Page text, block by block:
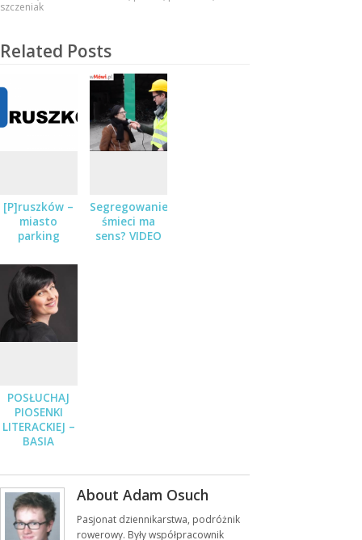
szczeniak
Related Posts
[P]ruszków –
miasto
parking
Segregowanie
śmieci ma
sens? VIDEO
POSŁUCHAJ
PIOSENKI
LITERACKIEJ –
BASIA
ZESPOŁEM
JUŻ 19
STYCZNIA
About Adam Osuch
Pasjonat dziennikarstwa, podróżnik
rowerowy. Były współpracownik